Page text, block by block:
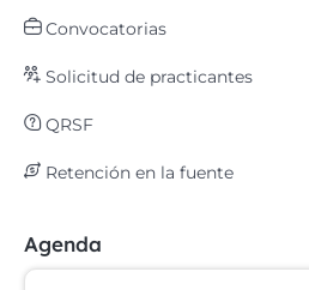
Convocatorias
Solicitud de practicantes
QRSF
Retención en la fuente
Agenda